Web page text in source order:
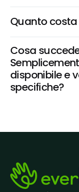
Quanto costa
Cosa
disponibile e
specifiche?